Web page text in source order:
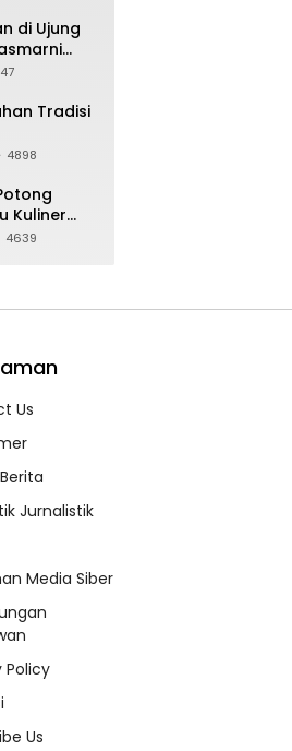
di Ujung
dan
Tradisi
dalam
Agama
4898
Kuliner
4639
Us
Jurnalistik
Media Siber
Policy
Us